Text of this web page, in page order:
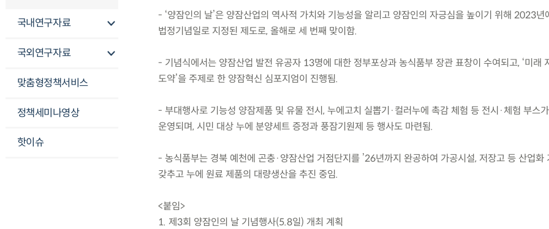
국내연구자료
국외연구자료
맞춤형정책서비스
정책세미나영상
핫이슈
- ‘양잠인의 날’은 양잠산업의 역사적 가치와 기능성을 알리고 양잠인의 자긍심을 높이기 위해 2023년
법정기념일로 지정된 제도로, 올해로 세 번째 맞이함.
- 기념식에서는 양잠산업 발전 유공자 13명에 대한 정부포상과 농식품부 장관 표창이 수여되고, ‘미래
도약’을 주제로 한 양잠혁신 심포지엄이 진행됨.
- 부대행사로 기능성 양잠제품 및 유물 전시, 누에고치 실뽑기·컬러누에 촉감 체험 등 전시·체험 부스
운영되며, 시민 대상 누에 분양세트 증정과 풍잠기원제 등 행사도 마련됨.
- 농식품부는 경북 예천에 곤충·양잠산업 거점단지를 ’26년까지 완공하여 가공시설, 저장고 등 산업화
갖추고 누에 원료 제품의 대량생산을 추진 중임.
<붙임>
1. 제3회 양잠인의 날 기념행사(5.8일) 개최 계획